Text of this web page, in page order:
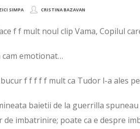
SIMPA CRISTINA BAZAVAN
f f mult noul clip Vama, Copilul
cam emotionat…
f f f f f mult ca Tudor l-a ales
baietii de la guerrilla
de imbatrinire; poate ca e despre